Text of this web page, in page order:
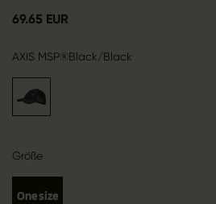
69.65 EUR
AXIS MSP®Black/Black
Größe
One size